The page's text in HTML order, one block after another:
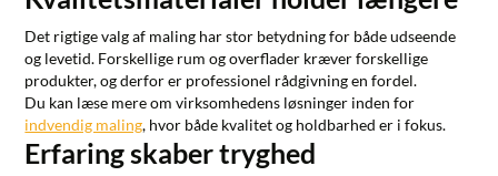
Det rigtige valg af maling har stor betydning for både udseende
og levetid. Forskellige rum og overflader kræver forskellige
produkter, og derfor er professionel rådgivning en fordel.
Du kan læse mere om virksomhedens løsninger inden for
indvendig maling, hvor både kvalitet og holdbarhed er i fokus.
Erfaring skaber tryghed